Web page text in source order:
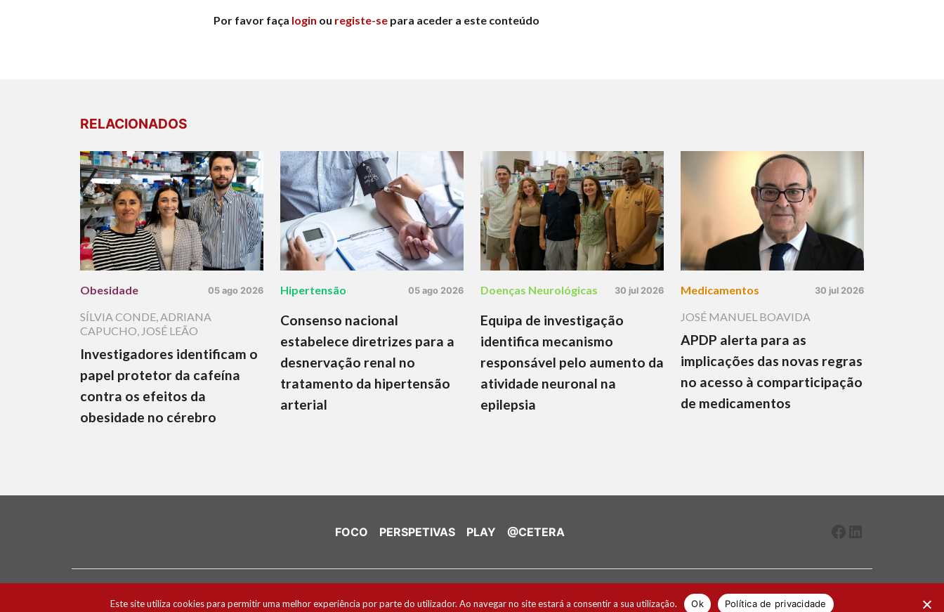
Por favor faça login ou registe-se para aceder a este conteúdo
RELACIONADOS
Obesidade 05 ago 2026
SÍLVIA CONDE,ADRIANA
CAPUCHO, JOSÉ LEÃO
Investigadores identificam o
papel protetor da cafeína
contra os efeitos da
obesidade no cérebro
Hipertensão 05 ago 2026
Consenso nacional
estabelece diretrizes para a
desnervação renal no
tratamento da hipertensão
arterial
Doenças Neurológicas 30 jul 2026
Equipa de investigação
identifica mecanismo
responsável pelo aumento da
atividade neuronal na
epilepsia
Medicamentos 30 jul 2026
JOSÉ MANUEL BOAVIDA
APDP alerta para as
implicações das novas regras
no acesso à comparticipação
de medicamentos
FOCO PERSPETIVAS PLAY @CETERA
Este site utiliza cookies para permitir uma melhor experiência por parte do utilizador. Ao navegar no site estará a consentir a sua utilização. Ok Política de privacidade